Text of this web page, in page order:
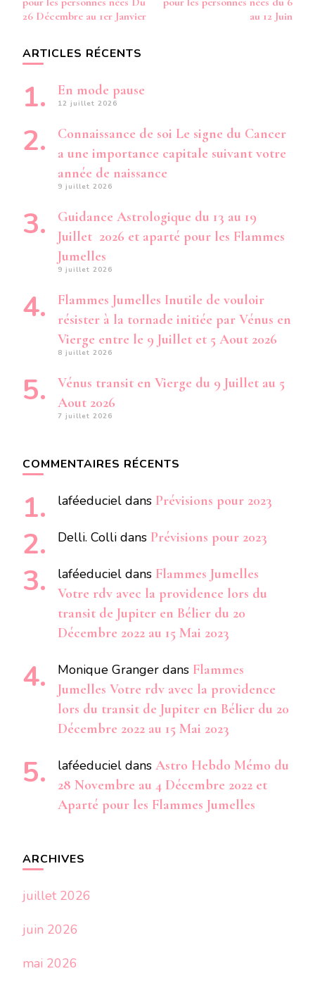
1974
26 Décembre au 1er Janvier
au 12 Juin
ARTICLES RÉCENTS
En mode pause
12 juillet 2026
Connaissance de soi Le signe du Cancer
a une importance capitale suivant votre
année de naissance
9 juillet 2026
Guidance Astrologique du 13 au 19
Juillet 2026 et aparté pour les Flammes
Jumelles
9 juillet 2026
Flammes Jumelles Inutile de vouloir
résister à la tornade initiée par Vénus en
Vierge entre le 9 Juillet et 5 Aout 2026
8 juillet 2026
Vénus transit en Vierge du 9 Juillet au 5
Aout 2026
7 juillet 2026
COMMENTAIRES RÉCENTS
laféeduciel dans Prévisions pour 2023
Delli. Colli dans Prévisions pour 2023
laféeduciel dans Flammes Jumelles
Votre rdv avec la providence lors du
transit de Jupiter en Bélier du 20
Décembre 2022 au 15 Mai 2023
Monique Granger dans Flammes
Jumelles Votre rdv avec la providence
lors du transit de Jupiter en Bélier du 20
Décembre 2022 au 15 Mai 2023
laféeduciel dans Astro Hebdo Mémo du
28 Novembre au 4 Décembre 2022 et
Aparté pour les Flammes Jumelles
ARCHIVES
juillet 2026
juin 2026
mai 2026